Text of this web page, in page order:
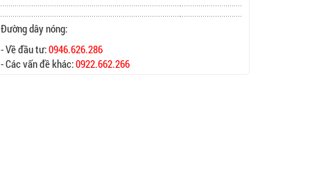
Đường dây nóng:
- Về đầu tư:0946.626.286
- Các vấn đề khác:0922.662.266